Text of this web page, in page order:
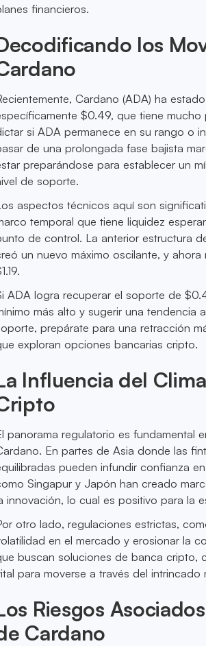
financieros.
los
Cardano (ADA) ha
$0.49, que tiene
si ADA permanece en su rango o
de una prolongada fase bajista
preparándose para establecer un
de soporte.
aspectos técnicos aquí son
temporal que tiene liquidez
de control. La anterior estructura
un nuevo máximo oscilante, y
ADA logra recuperar el soporte de
más alto y sugerir una tendencia
prepárate para una retracción
exploran opciones bancarias cripto.
Influencia del
panorama regulatorio es fundamental
En partes de Asia donde las
pueden infundir confianza
Singapur y Japón han creado
innovación, lo cual es positivo para la
otro lado, regulaciones estrictas,
en el mercado y erosionar la
buscan soluciones de banca cripto,
para moverse a través del
Riesgos
Cardano